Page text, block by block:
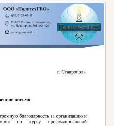
2.5.1. Постановления
санитарного врача
(ред. от 16.09.2013) «Об
10 «Основные
ответственность
и должна
радиационной
и исполнителей
радиационной
постоянно или